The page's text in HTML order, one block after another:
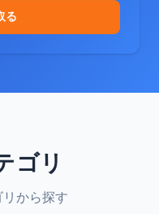
る
ゴリ
から探す